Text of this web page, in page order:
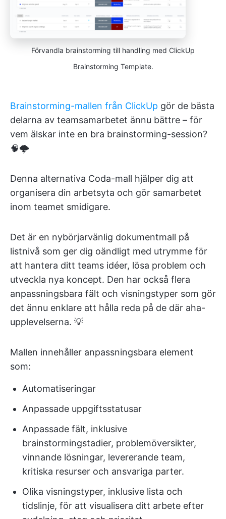
Förvandla brainstorming till handling med ClickUp
Brainstorming Template.
Brainstorming-mallen från ClickUp gör de bästa
delarna av teamsamarbetet ännu bättre – för
vem älskar inte en bra brainstorming-session?
🧠🌩️
Denna alternativa Coda-mall hjälper dig att
organisera din arbetsyta och gör samarbetet
inom teamet smidigare.
Det är en nybörjarvänlig dokumentmall på
listnivå som ger dig oändligt med utrymme för
att hantera ditt teams idéer, lösa problem och
utveckla nya koncept. Den har också flera
anpassningsbara fält och visningstyper som gör
det ännu enklare att hålla reda på de där aha-
upplevelserna. 💡
Mallen innehåller anpassningsbara element
som:
Automatiseringar
Anpassade uppgiftsstatusar
Anpassade fält, inklusive
brainstormingstadier, problemöversikter,
vinnande lösningar, levererande team,
kritiska resurser och ansvariga parter.
Olika visningstyper, inklusive lista och
tidslinje, för att visualisera ditt arbete efter